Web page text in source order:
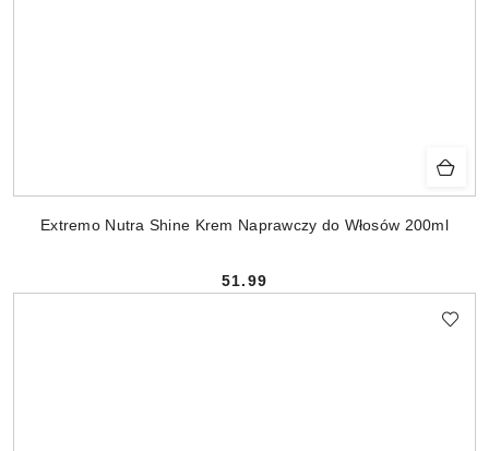
Extremo Nutra Shine Krem Naprawczy do Włosów 200ml
Cena:
51.99